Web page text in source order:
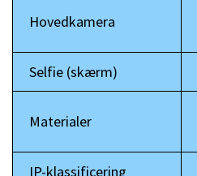
Hovedkamera
Selfie (skærm)
Materialer
IP-klassificering